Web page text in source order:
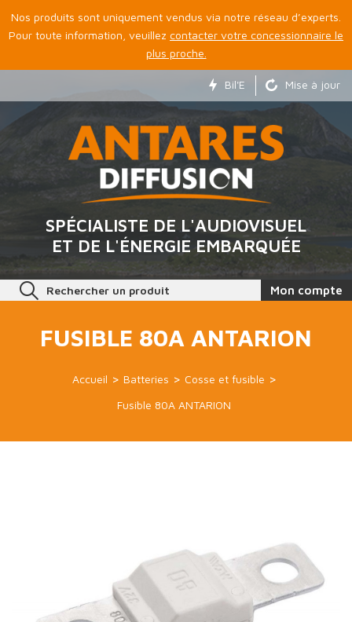
Nos produits sont uniquement vendus via notre réseau d’experts.
Pour toute information, veuillez contacter votre concessionnaire le
plus proche.
Bil'E Mise à jour
SPÉCIALISTE DE L'AUDIOVISUEL
ET DE L'ÉNERGIE EMBARQUÉE
Rechercher un produit Mon compte
FUSIBLE 80A ANTARION
Accueil Batteries
Cosse et fusible
Fusible 80A ANTARION